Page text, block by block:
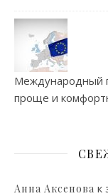
Международный
проще и
Анна Аксенова к